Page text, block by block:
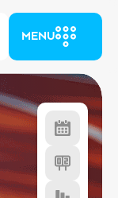
MENU